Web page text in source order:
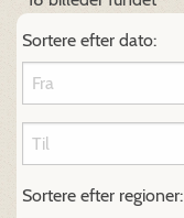
Sortere efter dato:
Sortere efter regioner: